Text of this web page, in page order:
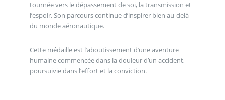
tournée vers le dépassement de soi, la transmission et
l’espoir. Son parcours continue d’inspirer bien au-delà
du monde aéronautique.
Cette médaille est l’aboutissement d’une aventure
humaine commencée dans la douleur d’un accident,
poursuivie dans l’effort et la conviction.